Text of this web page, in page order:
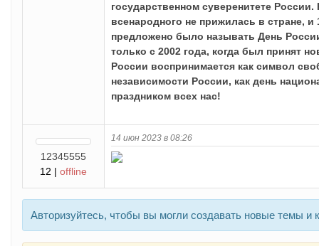
государственном суверенитете
всенародного не прижилась в стране,
предложено было называть День
только с 2002 года, когда был принят
России воспринимается как символ
независимости России, как день
праздником всех нас!
12345555
12 | offline
14 июн 2023 в 08:26
Авторизуйтесь, чтобы вы могли создавать новые темы и